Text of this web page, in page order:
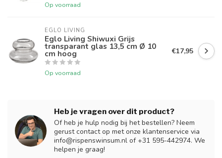
Op voorraad
EGLO LIVING
Eglo Living Shiwuxi Grijs
transparant glas 13,5 cm Ø 10
cm hoog
Op voorraad
€17,95
Heb je vragen over dit product?
Of heb je hulp nodig bij het bestellen? Neem
gerust contact op met onze klantenservice via
info@rispenswinsum.nl of +31 595-442974. We
helpen je graag!